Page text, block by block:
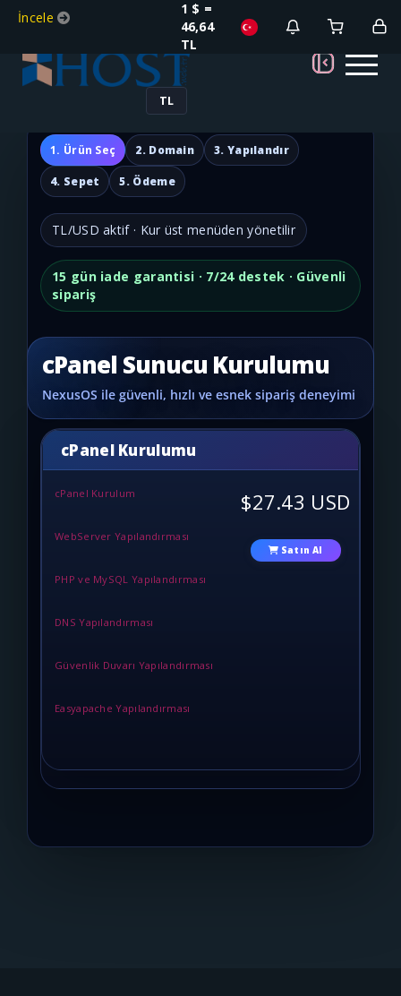
İncele
1 $ =
46,64
TL
TL
1. Ürün Seç 2. Domain 3. Yapılandır
4. Sepet 5. Ödeme
TL/USD aktif · Kur üst menüden yönetilir
15 gün iade garantisi · 7/24 destek · Güvenli
sipariş
cPanel Sunucu Kurulumu
cPanel Kurulumu
cPanel Kurulum
WebServer Yapılandırması
PHP ve MySQL Yapılandırması
DNS Yapılandırması
Güvenlik Duvarı Yapılandırması
Easyapache Yapılandırması
$27.43 USD
Satın Al